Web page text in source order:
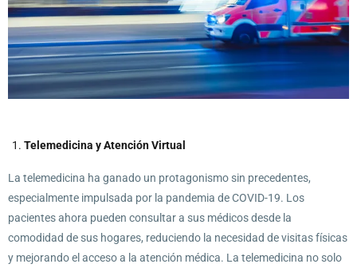
Telemedicina y Atención Virtual
La telemedicina ha ganado un protagonismo sin precedentes,
especialmente impulsada por la pandemia de COVID-19. Los
pacientes ahora pueden consultar a sus médicos desde la
comodidad de sus hogares, reduciendo la necesidad de visitas físicas
y mejorando el acceso a la atención médica. La telemedicina no solo